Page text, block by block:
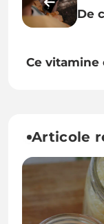
în
articole
De
Ce vitamine
Articole